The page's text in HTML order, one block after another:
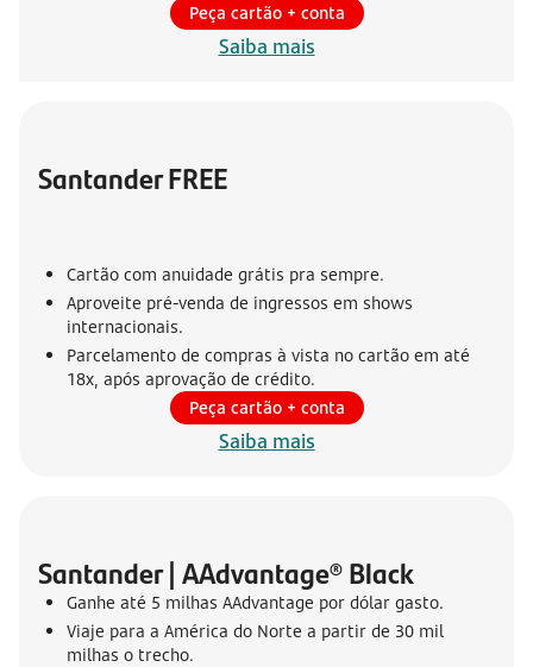
Peça cartão + conta
Saiba mais
Santander FREE
Cartão com anuidade grátis pra sempre.
Aproveite pré-venda de ingressos em shows
internacionais.
Parcelamento de compras à vista no cartão em até
18x, após aprovação de crédito.
Peça cartão + conta
Saiba mais
Santander | AAdvantage® Black
Ganhe até 5 milhas AAdvantage por dólar gasto.
Viaje para a América do Norte a partir de 30 mil
milhas o trecho.